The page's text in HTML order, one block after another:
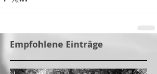
Empfohlene Einträge